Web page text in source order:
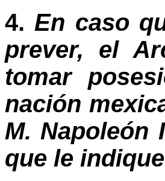
4. En caso
prever, el
tomar
nación
M. Napoleón
que le